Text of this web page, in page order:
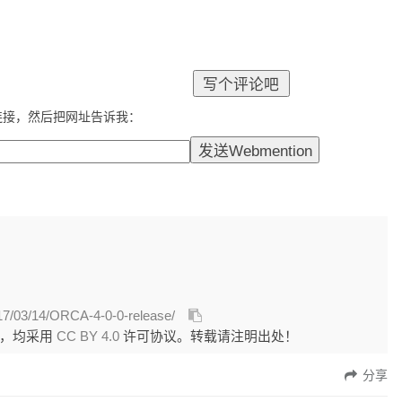
，然后把网址告诉我：
03/14/ORCA-4-0-0-release/
均采用CC BY 4.0 许可协议。转载请注明出处！
分享